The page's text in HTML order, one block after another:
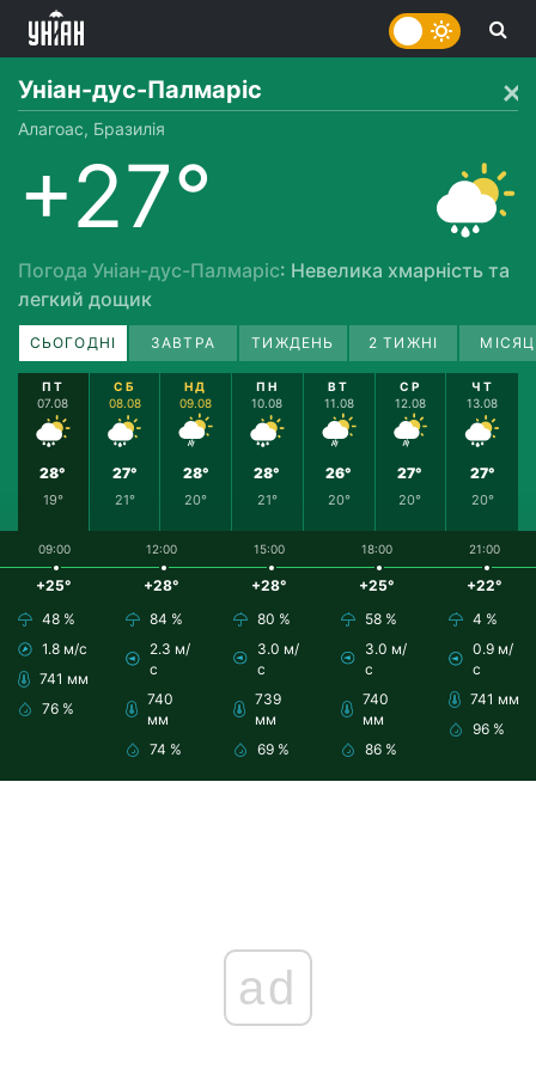
Уніан-дус-Палмаріс
Алагоас, Бразилія
+27°
Погода Уніан-дус-Палмаріс: Невелика хмарність та
легкий дощик
СЬОГОДНІ ЗАВТРА ТИЖДЕНЬ 2 ТИЖНІ
ПТ
07.08
28°
19°
СБ
08.08
27°
21°
НД
09.08
28°
20°
ПН
10.08
28°
21°
ВТ
11.08
26°
20°
СР
12.08
27°
20°
ЧТ
13.08
27°
20°
09:00
+25°
48 %
1.8 м/с
741 мм
76 %
12:00
+28°
84 %
2.3 м/
с
740
мм
74 %
15:00
+28°
80 %
3.0 м/
с
739
мм
69 %
18:00
+25°
58 %
3.0 м/
с
740
мм
86 %
21:00
+22°
4 %
0.9 м/
с
741 мм
96 %
ad